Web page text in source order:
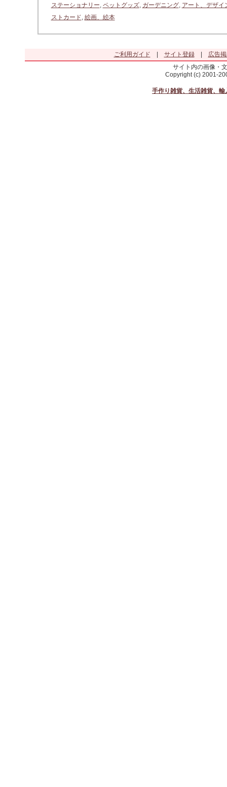
ステーショナリー, ペットグッズ, ガーデニング, アート、デザイ
ストカード, 絵画、絵本
ご利用ガイド サイト登録|
広告
サイト内の画像・
Copyright (c) 2001-
手作り雑貨、生活雑貨、